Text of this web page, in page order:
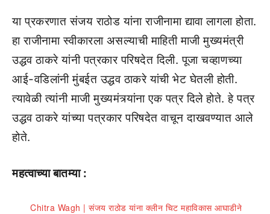
या प्रकरणात संजय राठोड यांना राजीनामा द्यावा लागला होता.
हा राजीनामा स्वीकारला असल्याची माहिती माजी मुख्यमंत्री
उद्धव ठाकरे यांनी पत्रकार परिषदेत दिली. पूजा चव्हाणच्या
आई-वडिलांनी मुंबईत उद्धव ठाकरे यांची भेट घेतली होती.
त्यावेळी त्यांनी माजी मुख्यमंत्र्यांना एक पत्र दिले होते. हे पत्र
उद्धव ठाकरे यांच्या पत्रकार परिषदेत वाचून दाखवण्यात आले
होते.
महत्वाच्या बातम्या :
Chitra Wagh | संजय राठोड यांना क्लीन चिट महाविकास आघाडीने